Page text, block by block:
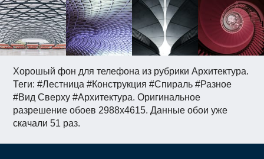
Хорошый фон для телефона из рубрики Архитектура.
Теги: #Лестница #Конструкция #Спираль #Разное
#Вид Сверху #Архитектура. Оригинальное
разрешение обоев 2988x4615. Данные обои уже
скачали 51 раз.